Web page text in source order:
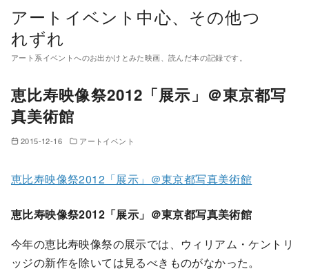
へ
アートイベント中心、その他つ
れずれ
アート系イベントへのお出かけとみた映画、読んだ本の記録です。
恵比寿映像祭2012「展示」＠東京都写
真美術館
2015-12-16 アートイベント
恵比寿映像祭2012「展示」＠東京都写真美術館
恵比寿映像祭2012「展示」＠東京都写真美術館
今年の恵比寿映像祭の展示では、ウィリアム・ケントリ
ッジの新作を除いては見るべきものがなかった。